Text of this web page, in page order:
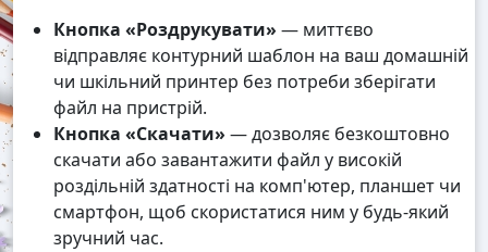
Кнопка «Роздрукувати» — миттєво
відправляє контурний шаблон на ваш домашній
чи шкільний принтер без потреби зберігати
файл на пристрій.
Кнопка «Скачати» — дозволяє безкоштовно
скачати або завантажити файл у високій
роздільній здатності на комп'ютер, планшет чи
смартфон, щоб скористатися ним у будь-який
зручний час.